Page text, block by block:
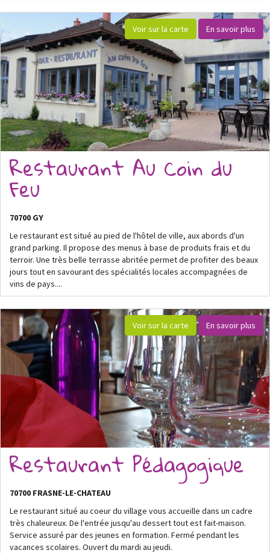
Restaurant Au Coin du
Feu
70700 GY
Le restaurant est situé au pied de l'hôtel de ville, aux abords d'un
grand parking. Il propose des menus à base de produits frais et du
terroir. Une très belle terrasse abritée permet de profiter des beaux
jours tout en savourant des spécialités locales accompagnées de
vins de pays....
Voir sur la carte En savoir plus
Restaurant Pédagogique
70700 FRASNE-LE-CHATEAU
Le restaurant situé au coeur du village vous accueille dans un cadre
très chaleureux. De l'entrée jusqu'au dessert tout est fait-maison.
Service assuré par des jeunes en formation. Fermé pendant les
vacances scolaires. Ouvert du mardi au jeudi.
Voir sur la carte En savoir plus